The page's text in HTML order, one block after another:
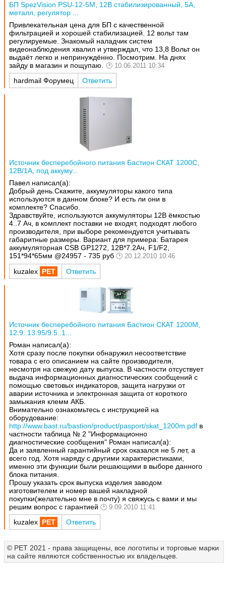
БП SpezVision PSU-12-5М, 12В стабилизированный, 5А,
металл, регулятор ...
Привлекательная цена для БП с качественной
фильтрацией и хорошей стабилизацией. 12 вольт там
регулируемые. Знакомый наладчик систем
видеонаблюдения хвалил и утверждал, что 13,8 Вольт он
выдаёт легко и непринуждённо. Посмотрим. На днях
зайду в магазин и пощупаю.
10.06.2011 10:34
hardmail Форумец Ответить
Источник бесперебойного питания Бастион СКАТ 1200С,
12В/1А, под аккуму...
Павел написал(а):
Добрый день.Скажите, аккумуляторы какого типа
используются в данном блоке? И есть ли они в
комплекте? Спасибо.
Здравствуйте, используются аккумуляторы 12В ёмкостью
4..7 Ач, в комплект поставки не входят, подходят любого
производителя, при выборе рекомендуется учитывать
габаритные размеры. Вариант для примера: Батарея
аккумуляторная CSB GP1272, 12В*7.2Ач, F1/F2,
151*94*65мм @24957 - 735 руб
20.12.2010 10:46
kuzalex Ответить
Источник бесперебойного питания Бастион СКАТ 1200М,
12.9..13.95/9.5..1...
Роман написал(а):
Хотя сразу после покупки обнаружил несоответствие
товара с его описанием на сайте производителя,
несмотря на свежую дату выпуска. В частности отсуствует
выдача информационных диагностических сообщений с
помощью световых индикаторов, защита нагрузки от
аварии источника и электронная защита от короткого
замыкания клемм АКБ.
Внимательно ознакомьтесь с инструкцией на
оборудование:
http://www.bast.ru/bastion/product/pasport/skat_1200m.pdfв
частности таблица № 2 "Информационно
диагностические сообщения" Роман написал(а):
Да и заявленный гарантийный срок оказался не 5 лет, а
всего год. Хотя наряду с другими характеристиками,
именно эти функции были решающими в выборе данного
блока питания.
Прошу указать срок выпуска изделия заводом
изготовителем и номер вашей накладной
покупки(желательно мне в почту) я свяжусь с вами и мы
решим вопрос с гарантией
9.09.2010 11:41
kuzalex Ответить
© РЕТ 2021 - права защищены, все логотипы и торговые марки
на сайте являются собственностью их владельцев.